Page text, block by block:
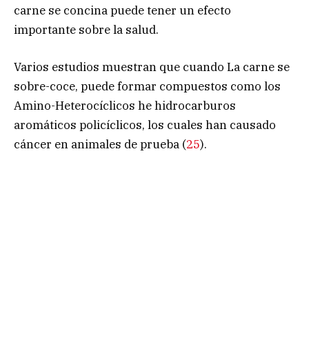
carne se concina puede tener un efecto
importante sobre la salud.
Varios estudios muestran que cuando La carne se
sobre-coce, puede formar compuestos como los
Amino-Heterocíclicos he hidrocarburos
aromáticos policíclicos, los cuales han causado
cáncer en animales de prueba (25).